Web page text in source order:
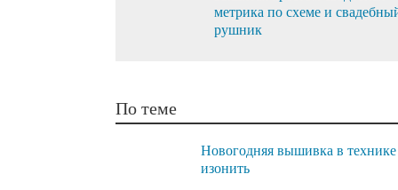
метрика по схеме и
рушник
По теме
Новогодняя вышивка в технике
изонить